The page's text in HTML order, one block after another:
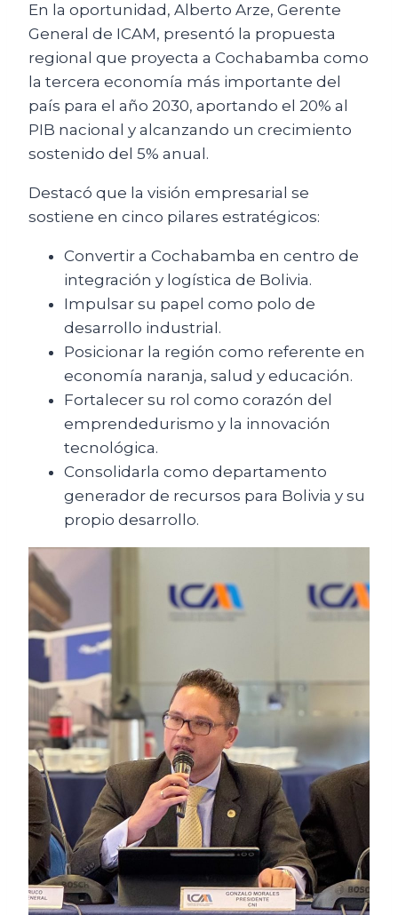
En la oportunidad, Alberto Arze, Gerente
General de ICAM, presentó la propuesta
regional que proyecta a Cochabamba como
la tercera economía más importante del
país para el año 2030, aportando el 20% al
PIB nacional y alcanzando un crecimiento
sostenido del 5% anual.
Destacó que la visión empresarial se
sostiene en cinco pilares estratégicos:
Convertir a Cochabamba en centro de
integración y logística de Bolivia.
Impulsar su papel como polo de
desarrollo industrial.
Posicionar la región como referente en
economía naranja, salud y educación.
Fortalecer su rol como corazón del
emprendedurismo y la innovación
tecnológica.
Consolidarla como departamento
generador de recursos para Bolivia y su
propio desarrollo.